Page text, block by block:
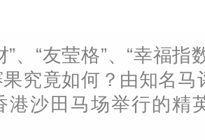
”、“友莹格”、“幸福指
究竟如何？由知名马
港沙田马场举行的精